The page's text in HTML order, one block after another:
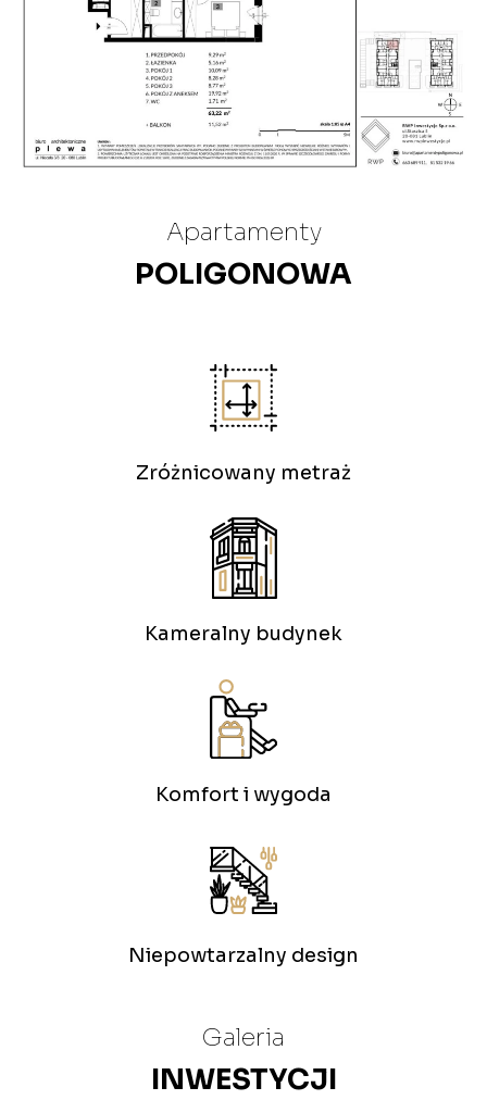
Apartamenty
POLIGONOWA
Zróżnicowany metraż
Kameralny budynek
Komfort i wygoda
Niepowtarzalny design
Galeria
INWESTYCJI